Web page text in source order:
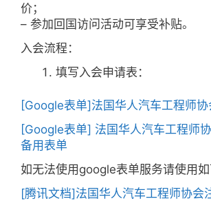
价；
– 参加回国访问活动可享受补贴。
入会流程：
填写入会申请表：
[Google表单]法国华人汽车工程师
[Google表单] 法国华人汽车工程师
备用表单
如无法使用google表单服务请使用
[腾讯文档]法国华人汽车工程师协会